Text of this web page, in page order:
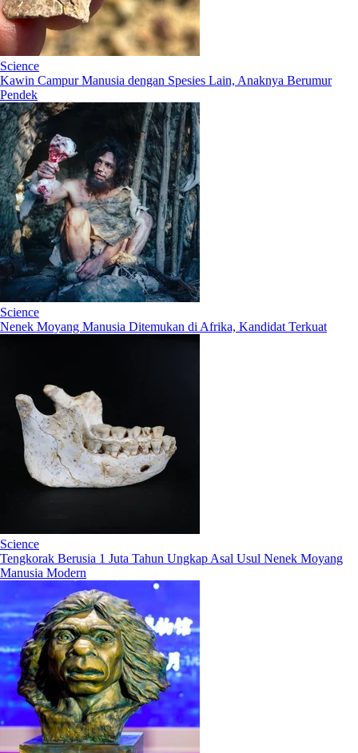
Science
Kawin Campur Manusia dengan Spesies Lain, Anaknya Berumur
Pendek
Science
Nenek Moyang Manusia Ditemukan di Afrika, Kandidat Terkuat
Science
Tengkorak Berusia 1 Juta Tahun Ungkap Asal Usul Nenek Moyang
Manusia Modern